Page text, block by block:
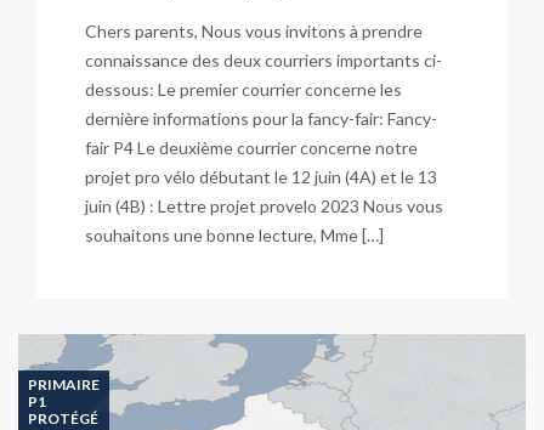
Chers parents, Nous vous invitons à prendre
connaissance des deux courriers importants ci-
dessous: Le premier courrier concerne les
dernière informations pour la fancy-fair: Fancy-
fair P4 Le deuxième courrier concerne notre
projet pro vélo débutant le 12 juin (4A) et le 13
juin (4B) : Lettre projet provelo 2023 Nous vous
souhaitons une bonne lecture, Mme […]
PRIMAIRE
P1
PROTÉGÉ